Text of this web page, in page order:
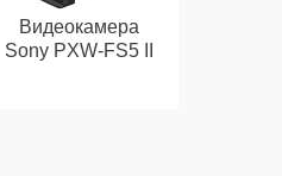
Видеокамера
Sony PXW‑FS5 II